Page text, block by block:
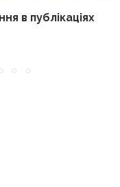
в публікаціях